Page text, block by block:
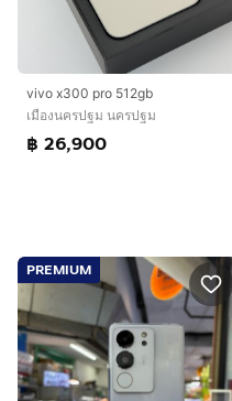
vivo x300 pro 512gb
เมืองนครปฐม นครปฐม
฿ 26,900
PREMIUM